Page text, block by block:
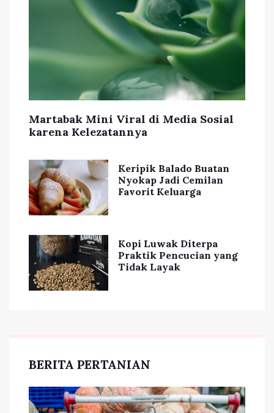
Martabak Mini Viral di Media Sosial
karena Kelezatannya
Keripik Balado Buatan
Nyokap Jadi Cemilan
Favorit Keluarga
Kopi Luwak Diterpa
Praktik Pencucian yang
Tidak Layak
BERITA PERTANIAN